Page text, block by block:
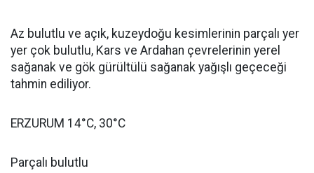
Az bulutlu ve açık, kuzeydoğu kesimlerinin parçalı yer
yer çok bulutlu, Kars ve Ardahan çevrelerinin yerel
sağanak ve gök gürültülü sağanak yağışlı geçeceği
tahmin ediliyor.
ERZURUM 14°C, 30°C
Parçalı bulutlu